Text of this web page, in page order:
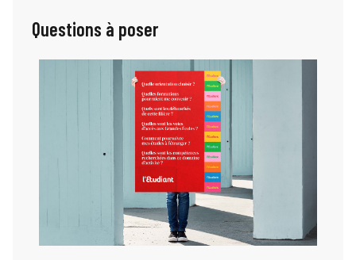
Questions à poser